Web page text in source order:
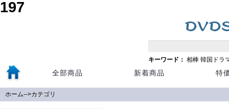
197
キーワード： 相棒 韓国ドラ
全部商品 新着商品 特
ホーム-->カテゴリ